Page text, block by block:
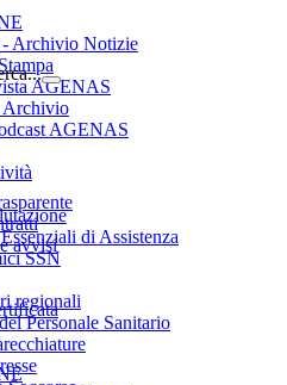
avvisi
Archivio Notizie
AGENAS
Archivio
AGENAS
di Assistenza
SSN
regionali
Personale Sanitario